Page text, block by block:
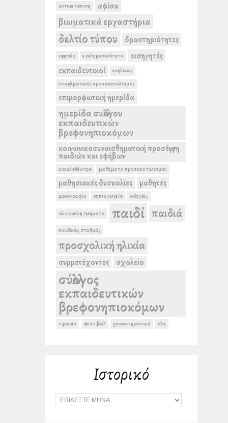
αντιμετώπιση αφίσα
βιωματικά εργαστήρια
δελτίο τύπου δραστηριότητες
εγγραφές εγκληματικότητα
εισηγητές
εκπαιδευτικοί
ενήλικας
επαγγελματικός προσανατολισμός
επιμορφωτική ημερίδα
ημερίδα συλλόγου
εκπαιδευτικών
βρεφονηπιοκόμων
κοινωνικοσυναισθηματική προσέγγιση
παιδιών και εφήβων
κουκλοθέατρο μαθήματα προσανατολισμού
μαθησιακές δυσκολίες μαθητές
μονογραφία νηπιαγωγείο οδηγίες
ολιγομελή τμήματα παιδί παιδιά
παιδικός σταθμός
προσχολική ηλικία
συμμετέχοντες σχολείο
σύλλογος
εκπαιδευτικών
βρεφονηπιοκόμων
τιμωρία φεστιβάλ χαρακτηριστικά ύλη
Ιστορικό
Ι
σ